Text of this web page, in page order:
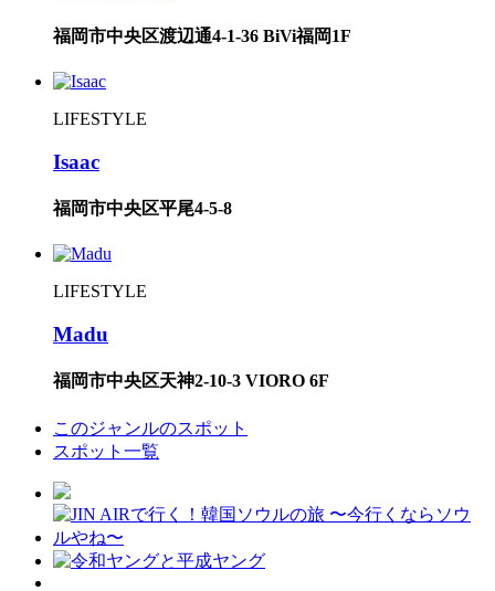
福岡市中央区渡辺通4-1-36 BiVi福岡1F
LIFESTYLE
Isaac
福岡市中央区平尾4-5-8
LIFESTYLE
Madu
福岡市中央区天神2-10-3 VIORO 6F
このジャンルのスポット
スポット一覧